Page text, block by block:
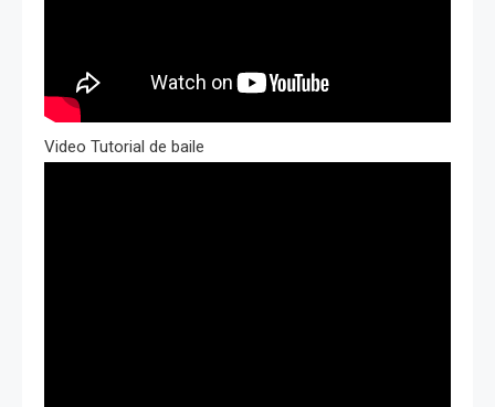
Video Tutorial de baile